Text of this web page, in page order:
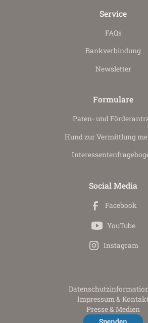
Service
FAQs
Bankverbindung
Newsletter
Formulare
Paten- und
Hund zur Vermittlung
Social Media
Facebook
YouTube
Instagram
Impressum &
Presse & Medien